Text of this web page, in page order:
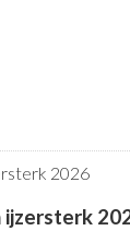
ijzersterk